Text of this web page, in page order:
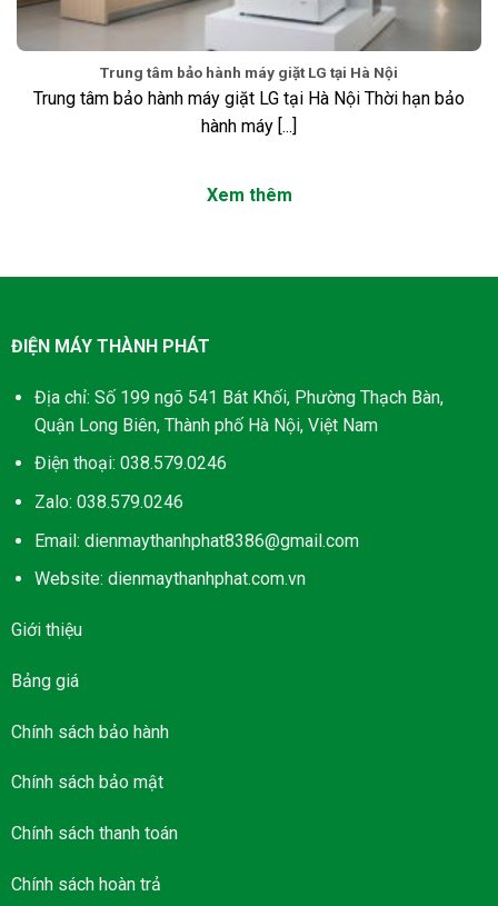
Trung tâm bảo hành máy giặt LG tại Hà Nội
Trung tâm bảo hành máy giặt LG tại Hà Nội Thời hạn bảo
hành máy [...]
Xem thêm
ĐIỆN MÁY THÀNH PHÁT
Địa chỉ: Số 199 ngõ 541 Bát Khối, Phường Thạch Bàn,
Quận Long Biên, Thành phố Hà Nội, Việt Nam
Điện thoại: 038.579.0246
Zalo: 038.579.0246
Email: dienmaythanhphat8386@gmail.com
Website: dienmaythanhphat.com.vn
Giới thiệu
Bảng giá
Chính sách bảo hành
Chính sách bảo mật
Chính sách thanh toán
Chính sách hoàn trả